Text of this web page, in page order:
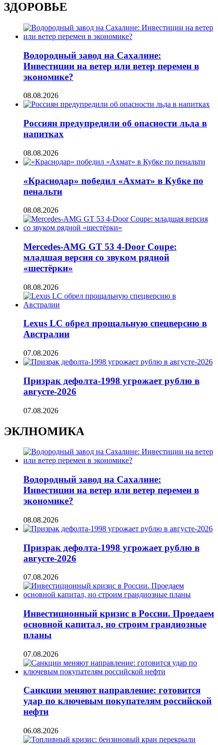
ЗДОРОВЬЕ
Водородный завод на Сахалине:
Инвестиции на ветер или ветер перемен в
экономике?
08.08.2026
Россиян предупредили об опасности льда в
напитках
08.08.2026
«Краснодар» победил «Ахмат» в Кубке по
пенальти
08.08.2026
Mercedes-AMG GT 53 4-Door Coupe:
младшая версия со звуком рядной
«шестёрки»
08.08.2026
Lexus LC обрел прощальную спецверсию в
Австралии
07.08.2026
Призрак дефолта-1998 угрожает рублю в
августе-2026
07.08.2026
ЭКЛНОМИКА
Водородный завод на Сахалине:
Инвестиции на ветер или ветер перемен в
экономике?
08.08.2026
Призрак дефолта-1998 угрожает рублю в
августе-2026
07.08.2026
Инвестиционный кризис в России. Проедаем
основной капитал, но строим грандиозные
планы
07.08.2026
Санкции меняют направление: готовится
удар по ключевым покупателям российской
нефти
06.08.2026